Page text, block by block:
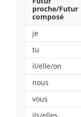
proche/Futur
composé
je
tu
il/elle/on
nous
vous
ils/elles